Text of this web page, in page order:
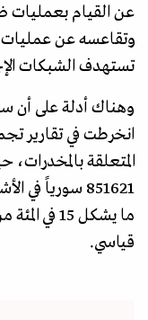
عن القيام
وتقاعسه عن عمليات
تستهدف الشبكات
وهناك أدلة على أن
انخرطت في تقارير
المتعلقة
ما يشكل
قياسي.